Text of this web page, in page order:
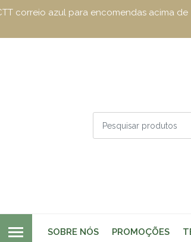
correio azul para encomendas acima de
SOBRE NÓS PROMOÇÕES